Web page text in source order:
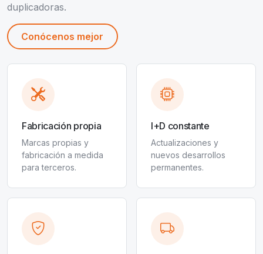
duplicadoras.
Conócenos mejor
Fabricación propia
Marcas propias y
fabricación a medida
para terceros.
I+D constante
Actualizaciones y
nuevos desarrollos
permanentes.